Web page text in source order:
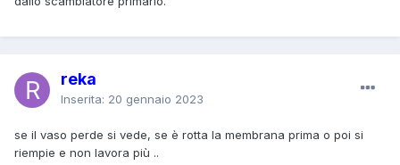
reka
Inserita: 20 gennaio 2023
se il vaso perde si vede, se è rotta la membrana prima o poi si
riempie e non lavora più ..